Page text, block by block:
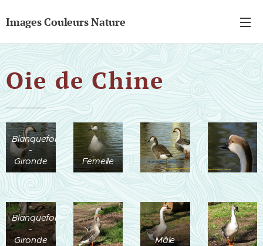
Images Couleurs Nature
Oie de Chine
Parc de
Majolan
-
Blanquefort
-
Gironde
Femelle
Parc de
Majolan
-
Blanquefort
-
Gironde
Mâle